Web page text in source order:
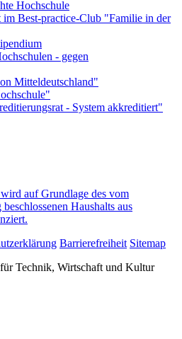
auf Grundlage des vom
Haushalts aus
Barrierefreiheit Sitemap
Technik, Wirtschaft und Kultur